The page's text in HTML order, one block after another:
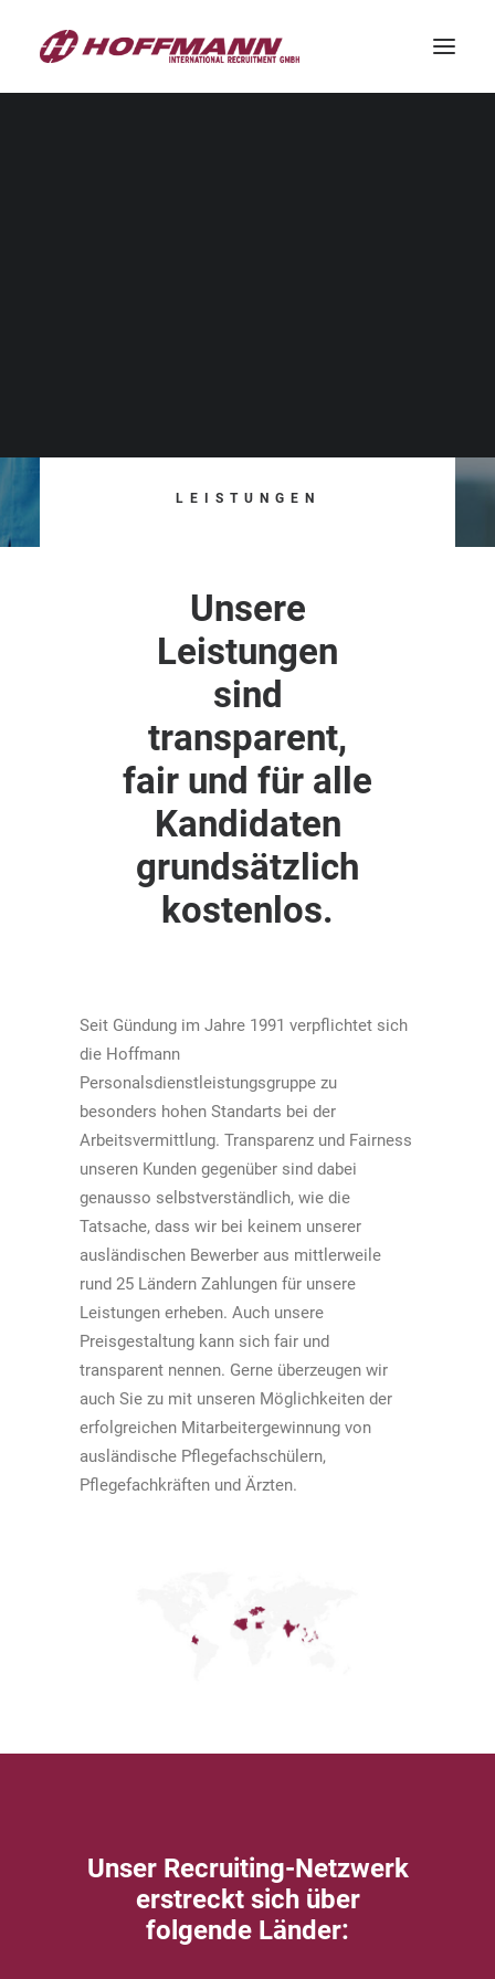
Vermittlung von Ärzten
LEISTUNGEN
Unsere
Leistungen
sind
transparent,
fair und für alle
Kandidaten
grundsätzlich
kostenlos.
Seit Gündung im Jahre 1991 verpflichtet sich
die Hoffmann
Personalsdienstleistungsgruppe zu
besonders hohen Standarts bei der
Arbeitsvermittlung. Transparenz und Fairness
unseren Kunden gegenüber sind dabei
genausso selbstverständlich, wie die
Tatsache, dass wir bei keinem unserer
ausländischen Bewerber aus mittlerweile
rund 25 Ländern Zahlungen für unsere
Leistungen erheben. Auch unsere
Preisgestaltung kann sich fair und
transparent nennen. Gerne überzeugen wir
auch Sie zu mit unseren Möglichkeiten der
erfolgreichen Mitarbeitergewinnung von
ausländische Pflegefachschülern,
Pflegefachkräften und Ärzten.
Unser Recruiting-Netzwerk
erstreckt sich über
folgende Länder: